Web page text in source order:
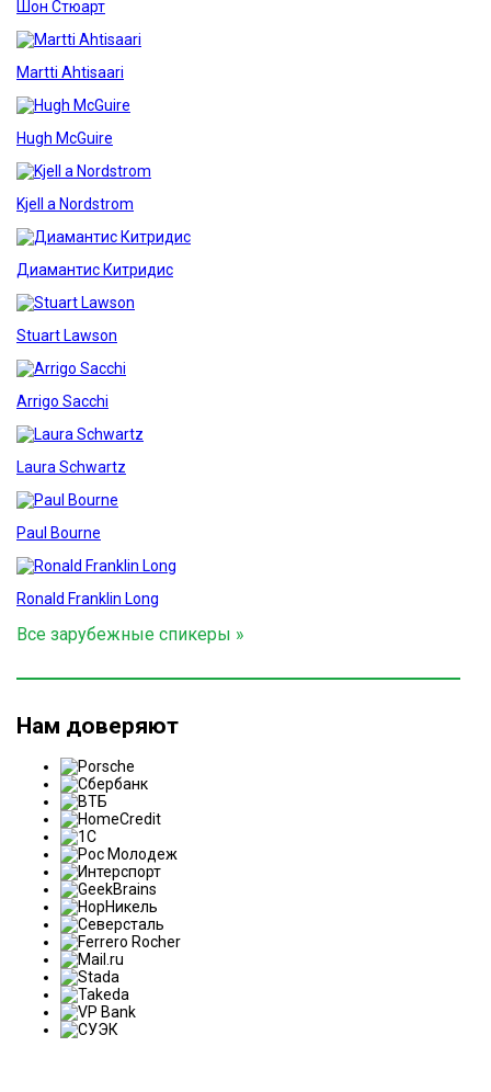
Шон Стюарт
Martti Ahtisaari
Hugh McGuire
Kjell a Nordstrom
Диамантис Китридис
Stuart Lawson
Arrigo Sacchi
Laura Schwartz
Paul Bourne
Ronald Franklin Long
Все зарубежные спикеры »
Нам доверяют